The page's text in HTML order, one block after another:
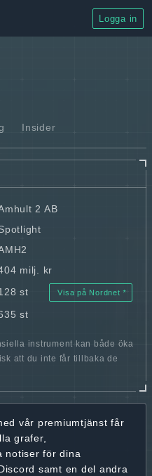
Logga in
Insider
2 AB
milj. kr
st Visa på Nordnet
st
instrument kan både öka
att du inte får tillbaka de
vår premiumtjänst får
grafer,
notiser för dina
samt en del andra